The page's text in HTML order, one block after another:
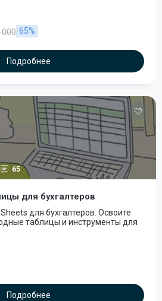
000 65%
Подробнее
65
для бухгалтеров
для бухгалтеров. Освоите
таблицы и инструменты для
Подробнее